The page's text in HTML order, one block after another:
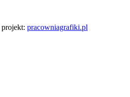
projekt: pracowniagrafiki.pl